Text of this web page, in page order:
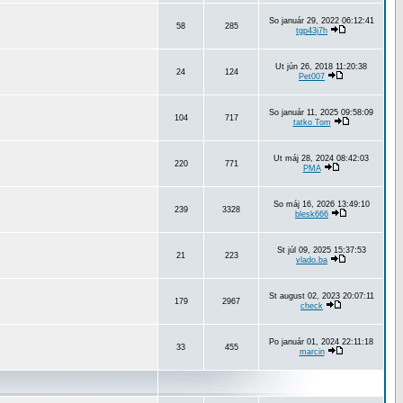
58 285
So január 29, 2022 06:12:41
tgp43j7h
24 124
Ut jún 26, 2018 11:20:38
Pet007
104 717
So január 11, 2025 09:58:09
tatko Tom
220 771
Ut máj 28, 2024 08:42:03
PMA
239 3328
So máj 16, 2026 13:49:10
blesk666
21 223
St júl 09, 2025 15:37:53
vlado.ba
179 2967
St august 02, 2023 20:07:11
check
33 455
Po január 01, 2024 22:11:18
marcin